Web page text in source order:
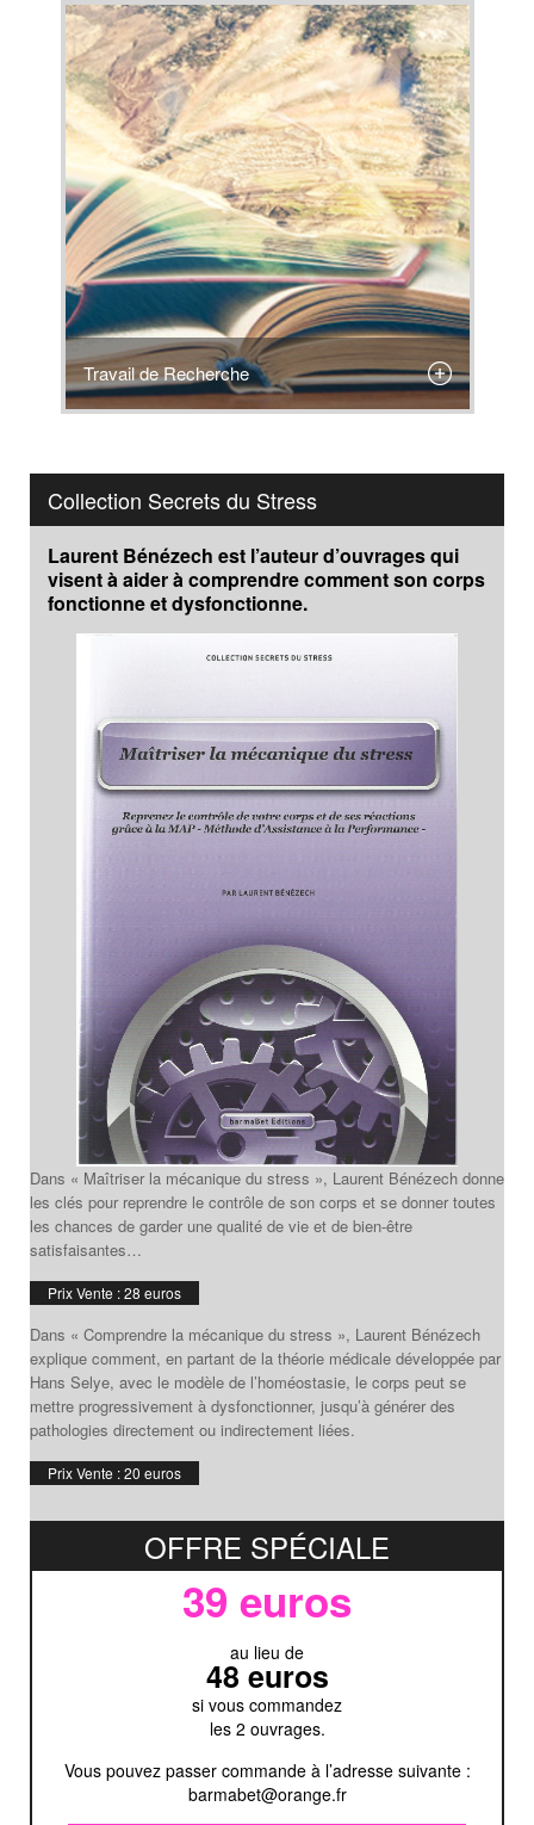
Travail de Recherche
Collection Secrets du Stress
Laurent Bénézech est l’auteur d’ouvrages qui
visent à aider à comprendre comment son corps
fonctionne et dysfonctionne.
Dans « Maîtriser la mécanique du stress », Laurent Bénézech donne
les clés pour reprendre le contrôle de son corps et se donner toutes
les chances de garder une qualité de vie et de bien-être
satisfaisantes…
Prix Vente : 28 euros
Dans « Comprendre la mécanique du stress », Laurent Bénézech
explique comment, en partant de la théorie médicale développée par
Hans Selye, avec le modèle de l’homéostasie, le corps peut se
mettre progressivement à dysfonctionner, jusqu’à générer des
pathologies directement ou indirectement liées.
Prix Vente : 20 euros
OFFRE SPÉCIALE
39 euros
au lieu de
48 euros
si vous commandez
les 2 ouvrages.
Vous pouvez passer commande à l’adresse suivante :
barmabet@orange.fr